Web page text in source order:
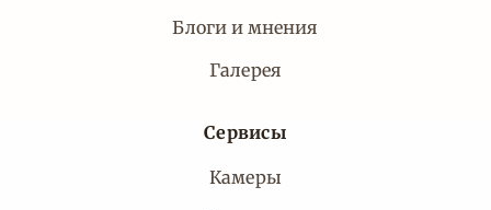
Блоги и мнения
Галерея
Сервисы
Камеры